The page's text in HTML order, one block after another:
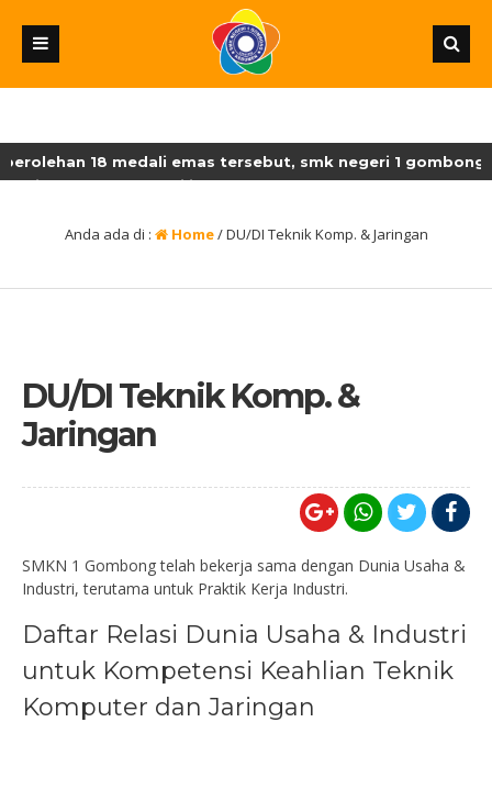
18 medali emas tersebut, smk negeri 1 gombong
sebagai juara umum lksn-smk dengan
Anda ada di : Home/DU/DI Teknik Komp. & Jaringan
DU/DI Teknik Komp. &
Jaringan
SMKN 1 Gombong telah bekerja sama dengan Dunia Usaha &
Industri, terutama untuk Praktik Kerja Industri.
Daftar Relasi Dunia Usaha & Industri
untuk Kompetensi Keahlian Teknik
Komputer dan Jaringan